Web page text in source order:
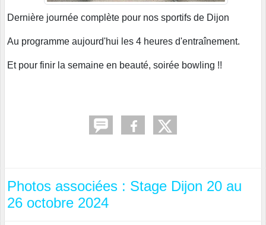
Dernière journée complète pour nos sportifs de Dijon
Au programme aujourd'hui les 4 heures d'entraînement.
Et pour finir la semaine en beauté, soirée bowling !!
Photos associées : Stage Dijon 20 au
26 octobre 2024